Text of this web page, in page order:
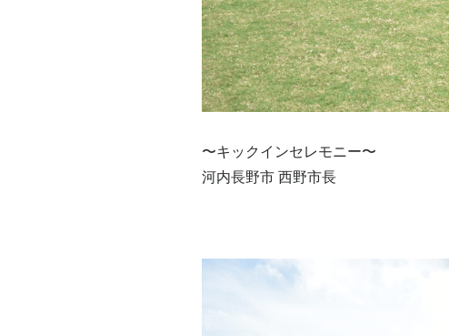
〜キックインセレモニー〜
河内長野市 西野市長